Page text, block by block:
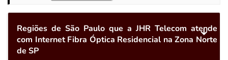
Regiões de São Paulo que a JHR Telecom atende
com Internet Fibra Óptica Residencial na Zona Norte
de SP